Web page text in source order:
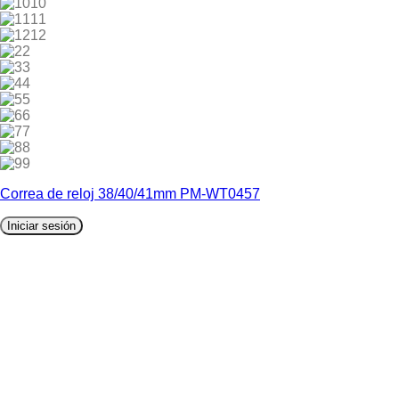
10
11
12
2
3
4
5
6
7
8
9
Correa de reloj 38/40/41mm PM-WT0457
Iniciar sesión